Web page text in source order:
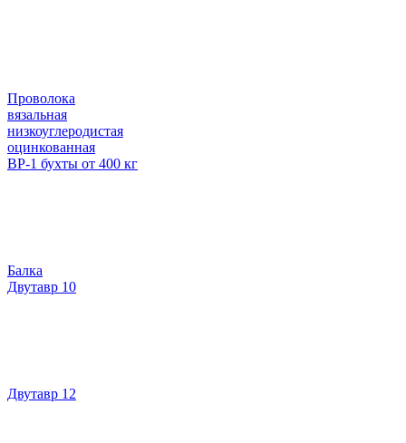
Проволока
вязальная
низкоуглеродистая
оцинкованная
ВР-1 бухты от 400 кг
Балка
Двутавр 10
Двутавр 12